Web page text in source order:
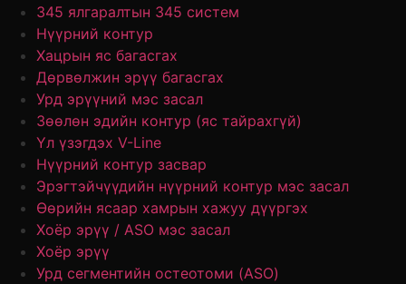
345 ялгаралтын 345 систем
Нүүрний контур
Хацрын яс багасгах
Дөрвөлжин эрүү багасгах
Урд эрүүний мэс засал
Зөөлөн эдийн контур (яс тайрахгүй)
Үл үзэгдэх V-Line
Нүүрний контур засвар
Эрэгтэйчүүдийн нүүрний контур мэс засал
Өөрийн ясаар хамрын хажуу дүүргэх
Хоёр эрүү / ASO мэс засал
Хоёр эрүү
Урд сегментийн остеотоми (ASO)